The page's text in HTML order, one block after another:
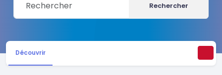
Rechercher
Découvrir